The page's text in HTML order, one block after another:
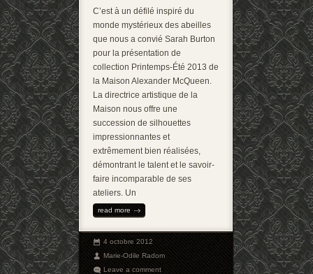
C’est à un défilé inspiré du
monde mystérieux des abeilles
que nous a convié Sarah Burton
pour la présentation de
collection Printemps-Été 2013 de
la Maison Alexander McQueen.
La directrice artistique de la
Maison nous offre une
succession de silhouettes
impressionnantes et
extrêmement bien réalisées,
démontrant le talent et le savoir-
faire incomparable de ses
ateliers. Un
read more
4 octobre 2012
Marie-Odile Radom
Leave a comment